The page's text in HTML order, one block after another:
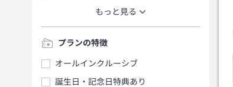
もっと見る
プランの特徴
オールインクルーシブ
誕生日・記念日特典あり